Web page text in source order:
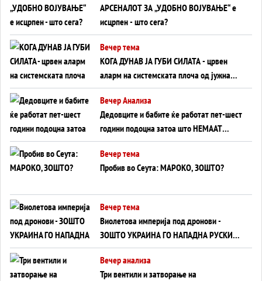
АРСЕНАЛОТ ЗА „УДОБНО ВОЈУВАЊЕ“ е
исцрпен - што сега?
Вечер тема
КОГА ДУНАВ ЈА ГУБИ СИЛАТА - црвен
аларм на системската плоча од јужна
Германија до Црното Море...
Вечер Анализа
Дедовците и бабите ќе работат пет-шест
години подоцна затоа што НЕМААТ
ВНУЦИ ДА ГИ ЗАМЕНАТ
Вечер тема
Пробив во Сеута: МАРОКО, ЗОШТО?
Вечер тема
Виолетова империја под дронови -
ЗОШТО УКРАИНА ГО НАПАДНА РУСКИОТ
WILDBERRIES
Вечер анализа
Три вентили и затворање на